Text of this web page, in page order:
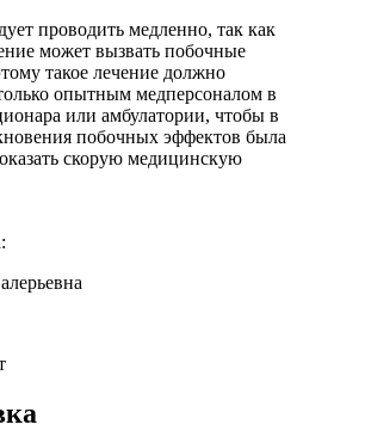
проводить медленно, так как
может вызвать побочные
такое лечение должно
опытным медперсоналом в
или амбулатории, чтобы в
побочных эффектов была
скорую медицинскую